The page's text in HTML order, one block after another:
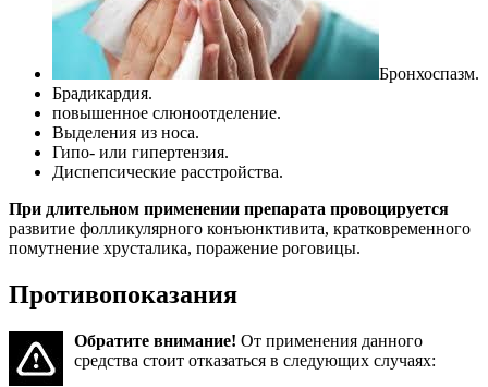
Бронхоспазм.
Брадикардия.
повышенное слюноотделение.
Выделения из носа.
Гипо- или гипертензия.
Диспепсические расстройства.
При длительном применении препарата провоцируется
развитие фолликулярного конъюнктивита, кратковременного
помутнение хрусталика, поражение роговицы.
Противопоказания
Обратите внимание! От применения данного
средства стоит отказаться в следующих случаях: